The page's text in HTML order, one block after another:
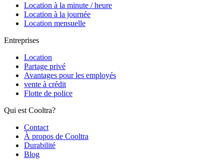
Location à la minute / heure
Location à la journée
Location mensuelle
Entreprises
Location
Partage privé
Avantages pour les employés
vente à crédit
Flotte de police
Qui est Cooltra?
Contact
À propos de Cooltra
Durabilité
Blog